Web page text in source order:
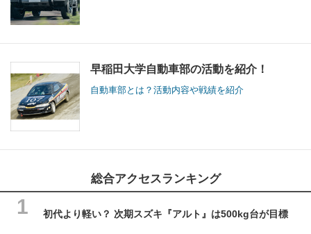
早稲田大学自動車部の活動を紹介！
自動車部とは？活動内容や戦績を紹介
総合アクセスランキング
初代より軽い？ 次期スズキ『アルト』は500kg台が目標